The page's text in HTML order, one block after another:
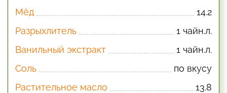
Мёд
14.2
Разрыхлитель
1 чайн.л.
Ванильный экстракт
1 чайн.л.
Соль
по вкусу
Растительное масло
13.8